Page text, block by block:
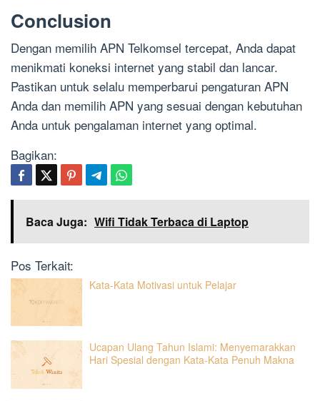
Conclusion
Dengan memilih APN Telkomsel tercepat, Anda dapat
menikmati koneksi internet yang stabil dan lancar.
Pastikan untuk selalu memperbarui pengaturan APN
Anda dan memilih APN yang sesuai dengan kebutuhan
Anda untuk pengalaman internet yang optimal.
Bagikan:
Baca Juga: Wifi Tidak Terbaca di Laptop
Pos Terkait:
Kata-Kata Motivasi untuk Pelajar
Ucapan Ulang Tahun Islami: Menyemarakkan
Hari Spesial dengan Kata-Kata Penuh Makna